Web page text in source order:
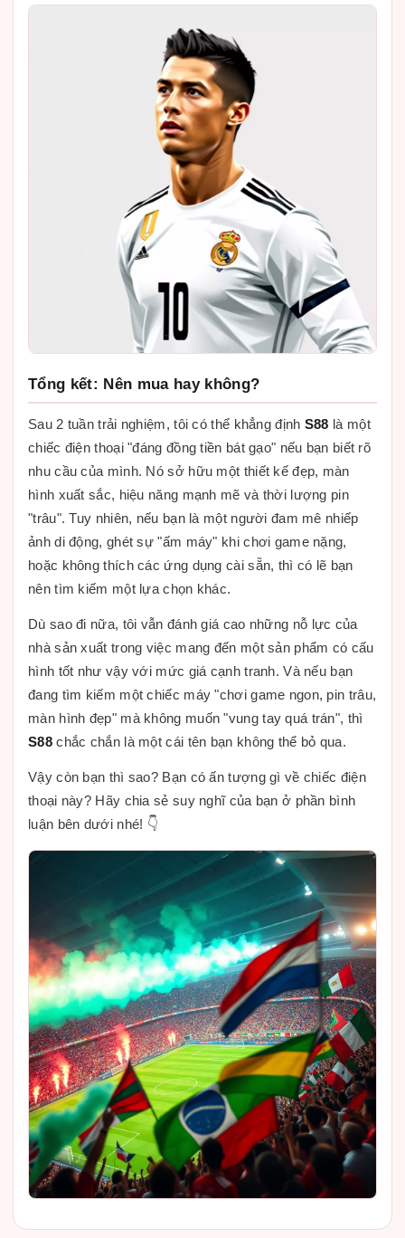
Tổng kết: Nên mua hay không?
Sau 2 tuần trải nghiệm, tôi có thể khẳng định S88 là một
chiếc điện thoại "đáng đồng tiền bát gạo" nếu bạn biết rõ
nhu cầu của mình. Nó sở hữu một thiết kế đẹp, màn
hình xuất sắc, hiệu năng mạnh mẽ và thời lượng pin
"trâu". Tuy nhiên, nếu bạn là một người đam mê nhiếp
ảnh di động, ghét sự "ấm máy" khi chơi game nặng,
hoặc không thích các ứng dụng cài sẵn, thì có lẽ bạn
nên tìm kiếm một lựa chọn khác.
Dù sao đi nữa, tôi vẫn đánh giá cao những nỗ lực của
nhà sản xuất trong việc mang đến một sản phẩm có cấu
hình tốt như vậy với mức giá cạnh tranh. Và nếu bạn
đang tìm kiếm một chiếc máy "chơi game ngon, pin trâu,
màn hình đẹp" mà không muốn "vung tay quá trán", thì
S88chắc chắn là một cái tên bạn không thể bỏ qua.
Vậy còn bạn thì sao? Bạn có ấn tượng gì về chiếc điện
thoại này? Hãy chia sẻ suy nghĩ của bạn ở phần bình
luận bên dưới nhé! 👇